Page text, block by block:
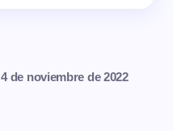
4 de noviembre de 2022